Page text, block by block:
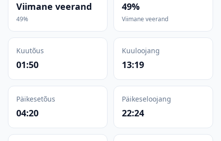
Viimane veerand
49%
49%
Viimane veerand
Kuutõus
01:50
Kuuloojang
13:19
Päikesetõus
04:20
Päikeseloojang
22:24